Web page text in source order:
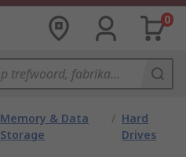
0
Memory & Data
Storage
/ Hard
Drives